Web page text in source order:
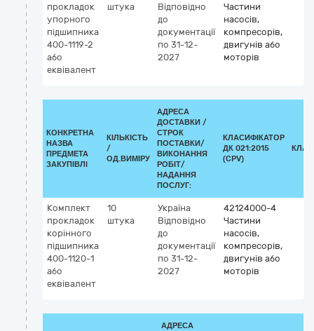
прокладок
упорного
підшипника
400-1119-2
або
еквівалент
штука
Відповідно
до
документації
по 31-12-
2027
Частини
насосів,
компресорів,
двигунів або
моторів
КОНКРЕТНА
НАЗВА
ПРЕДМЕТА
ЗАКУПІВЛІ
КІЛЬКІСТЬ
/
ОД.ВИМІРУ
АДРЕСА
ДОСТАВКИ /
СТРОК
ПОСТАВКИ/
ВИКОНАННЯ
РОБІТ/
НАДАННЯ
ПОСЛУГ:
КЛАСИФІКАТОР
ДК 021:2015
(CPV)
Комплект
прокладок
корінного
підшипника
400-1120-1
або
еквівалент
10
штука
Україна
Відповідно
до
документації
по 31-12-
2027
42124000-4
Частини
насосів,
компресорів,
двигунів або
моторів
АДРЕСА